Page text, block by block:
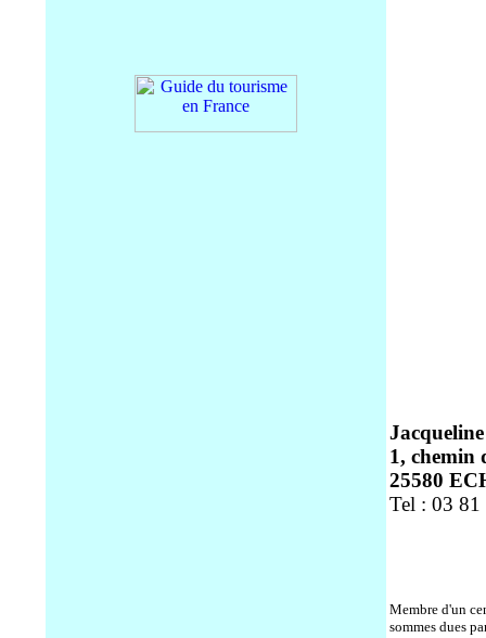
1, chemin
25580
Tel : 03
Membre d'un
sommes dues